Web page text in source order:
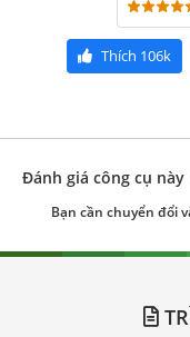
Thích 106k
Đánh giá công cụ này
Bạn cần chuyển đổi